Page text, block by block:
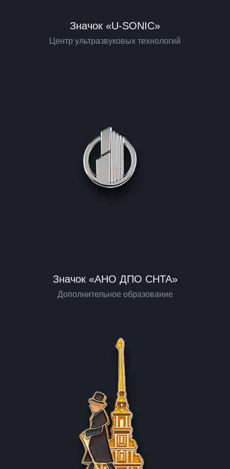
Значок «U-SONIC»
Центр ультразвуковых технологий
Значок «АНО ДПО СНТА»
Дополнительное образование